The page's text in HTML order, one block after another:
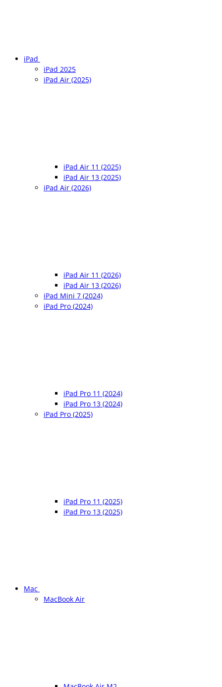
iPad
iPad 2025
iPad Air (2025)
iPad Air 11 (2025)
iPad Air 13 (2025)
iPad Air (2026)
iPad Air 11 (2026)
iPad Air 13 (2026)
iPad Mini 7 (2024)
iPad Pro (2024)
iPad Pro 11 (2024)
iPad Pro 13 (2024)
iPad Pro (2025)
iPad Pro 11 (2025)
iPad Pro 13 (2025)
Mac
MacBook Air